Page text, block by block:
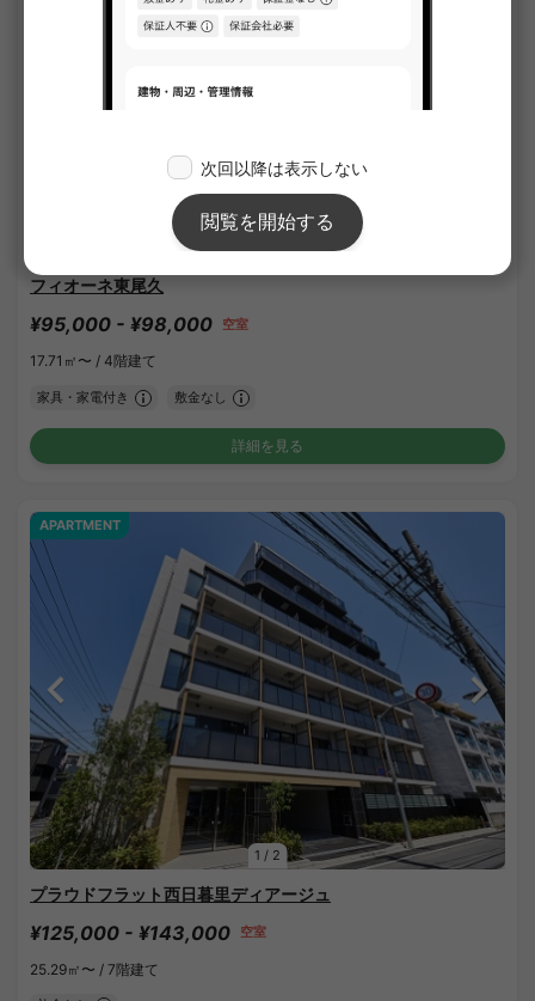
1/3
フィオーネ東尾久
¥95,000 - ¥98,000 空室
17.71㎡〜 / 4階建て
家具・家電付き 敷金なし
詳細を見る
1 / 2
APARTMENT
プラウドフラット西日暮里ディアージュ
¥125,000 - ¥143,000 空室
25.29㎡〜 / 7階建て